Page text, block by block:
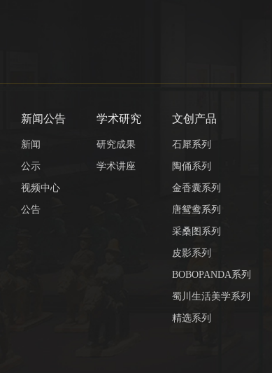
新闻公告
新闻
公示
视频中心
公告
学术研究
研究成果
学术讲座
文创产品
石犀系列
陶俑系列
金香囊系列
唐鸳鸯系列
采桑图系列
皮影系列
BOBOPANDA系列
蜀川生活美学系列
精选系列